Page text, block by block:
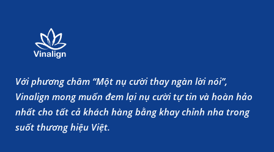
Với phương châm “Một nụ cười thay ngàn lời nói”,
Vinalign mong muốn đem lại nụ cười tự tin và hoàn hảo
nhất cho tất cả khách hàng bằng khay chỉnh nha trong
suốt thương hiệu Việt.